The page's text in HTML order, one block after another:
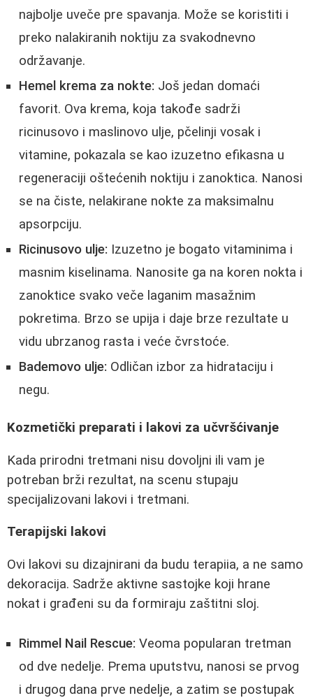
najbolje uveče pre spavanja. Može se koristiti i
preko nalakiranih noktiju za svakodnevno
održavanje.
Hemel krema za nokte: Još jedan domaći
favorit. Ova krema, koja takođe sadrži
ricinusovo i maslinovo ulje, pčelinji vosak i
vitamine, pokazala se kao izuzetno efikasna u
regeneraciji oštećenih noktiju i zanoktica. Nanosi
se na čiste, nelakirane nokte za maksimalnu
apsorpciju.
Ricinusovo ulje: Izuzetno je bogato vitaminima i
masnim kiselinama. Nanosite ga na koren nokta i
zanoktice svako veče laganim masažnim
pokretima. Brzo se upija i daje brze rezultate u
vidu ubrzanog rasta i veće čvrstoće.
Bademovo ulje: Odličan izbor za hidrataciju i
negu.
Kozmetički preparati i lakovi za učvršćivanje
Kada prirodni tretmani nisu dovoljni ili vam je
potreban brži rezultat, na scenu stupaju
specijalizovani lakovi i tretmani.
Terapijski lakovi
Ovi lakovi su dizajnirani da budu terapiia, a ne samo
dekoracija. Sadrže aktivne sastojke koji hrane
nokat i građeni su da formiraju zaštitni sloj.
Rimmel Nail Rescue: Veoma popularan tretman
od dve nedelje. Prema uputstvu, nanosi se prvog
i drugog dana prve nedelje, a zatim se postupak